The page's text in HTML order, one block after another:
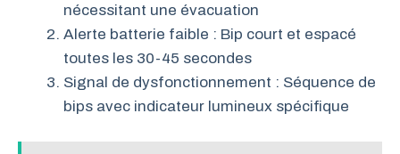
nécessitant une évacuation
Alerte batterie faible : Bip court et espacé
toutes les 30-45 secondes
Signal de dysfonctionnement : Séquence de
bips avec indicateur lumineux spécifique